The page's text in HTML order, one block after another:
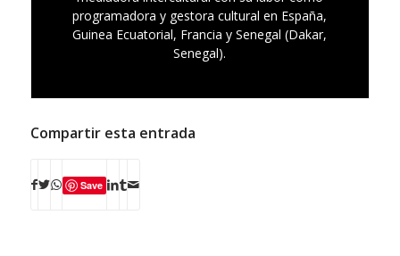
programadora y gestora cultural en España,
Guinea Ecuatorial, Francia y Senegal (Dakar,
Senegal).
Compartir esta entrada
Save